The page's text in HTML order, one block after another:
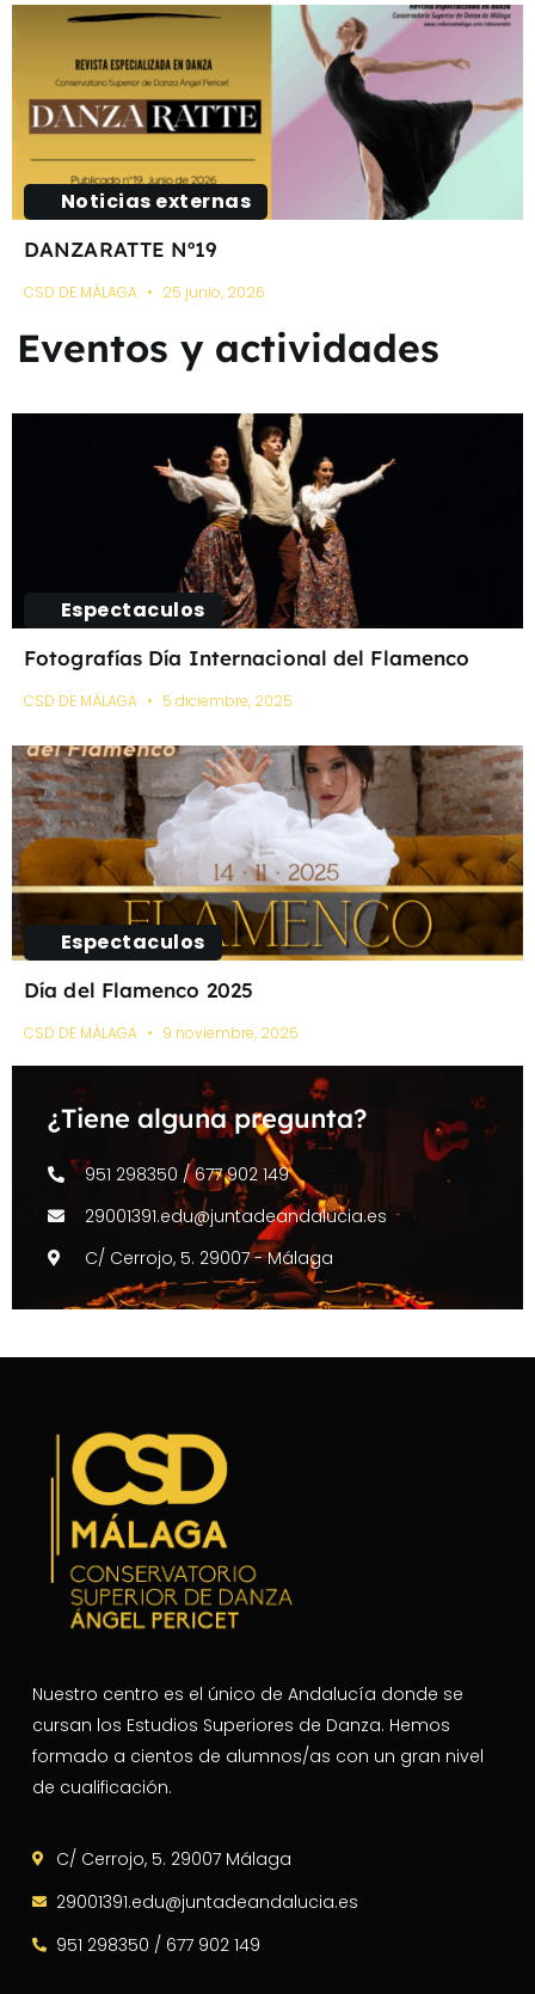
Noticias externas
DANZARATTE Nº19
CSD DE MÁLAGA 25 junio, 2026
Eventos y actividades
Espectaculos
Fotografías Día Internacional del Flamenco
CSD DE MÁLAGA 5 diciembre, 2025
Espectaculos
Día del Flamenco 2025
CSD DE MÁLAGA 9 noviembre, 2025
¿Tiene alguna pregunta?
951 298350 / 677 902 149
29001391.edu@juntadeandalucia.es
C/ Cerrojo, 5. 29007 - Málaga
Nuestro centro es el único de Andalucía donde se
cursan los Estudios Superiores de Danza. Hemos
formado a cientos de alumnos/as con un gran nivel
de cualificación.
C/ Cerrojo, 5. 29007 Málaga
29001391.edu@juntadeandalucia.es
951 298350 / 677 902 149